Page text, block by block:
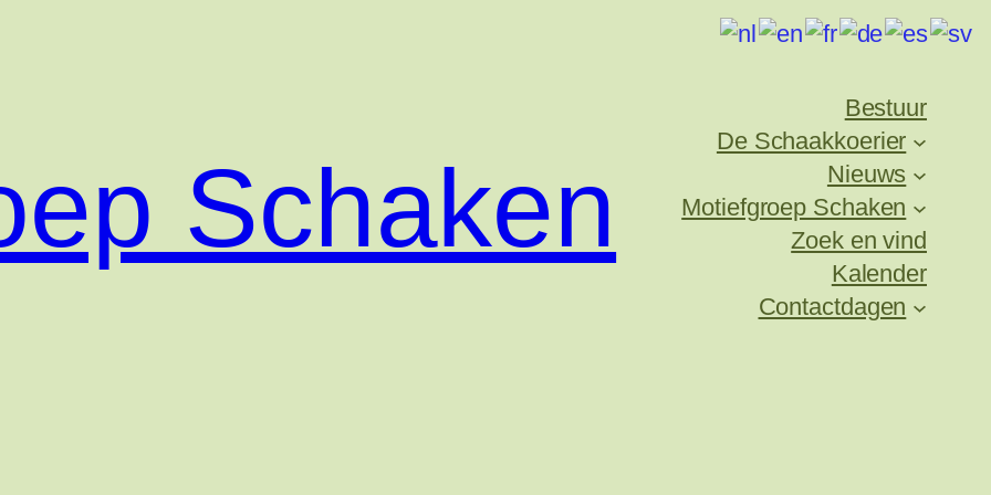
Schaken
Bestuur
De Schaakkoerier
Nieuws
Motiefgroep Schaken
Zoek en vind
Kalender
Contactdagen